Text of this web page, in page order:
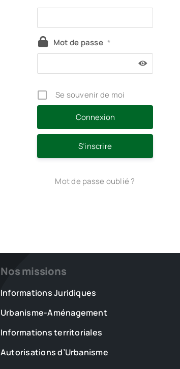
Mot de passe *
Se souvenir de moi
S’inscrire
Mot de passe oublié ?
Nos missions
Informations Juridiques
Urbanisme-Aménagement
Informations territoriales
Autorisations d’Urbanisme